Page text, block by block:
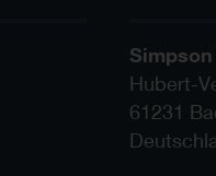
Hubert-
61231